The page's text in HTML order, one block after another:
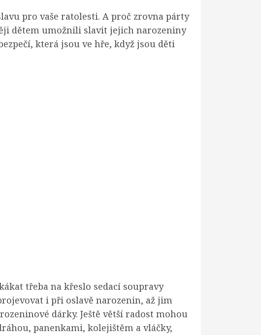
pro vaše ratolesti. A proč zrovna párty
dětem umožnili slavit jejich narozeniny
která jsou ve hře, když jsou děti
třeba na křeslo sedací soupravy
i při oslavě narozenin, až jim
dárky. Ještě větší radost mohou
panenkami, kolejištěm a vláčky,